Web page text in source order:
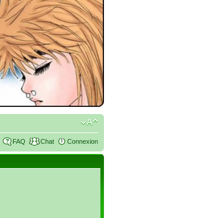
FAQ Chat Connexion